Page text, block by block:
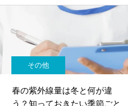
その他
春の紫外線量は冬と何が違
う？知っておきたい季節ごと